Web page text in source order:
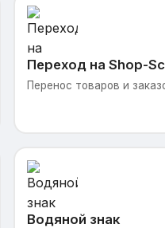
Переход на Shop-
Перенос товаров и
Водяной знак